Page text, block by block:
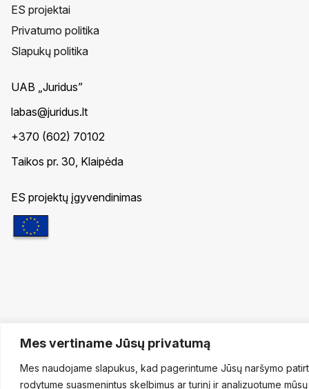
Mes vertiname Jūsų privatumą
Mes naudojame slapukus, kad pagerintume Jūsų naršymo
rodytume suasmenintus skelbimus ar turinį ir analizuotume mūsų
ES projektai
Privatumo politika
Slapukų politika
UAB „Juridus”
labas@juridus.lt
+370 (602) 70102
Taikos pr. 30, Klaipėda
ES projektų įgyvendinimas